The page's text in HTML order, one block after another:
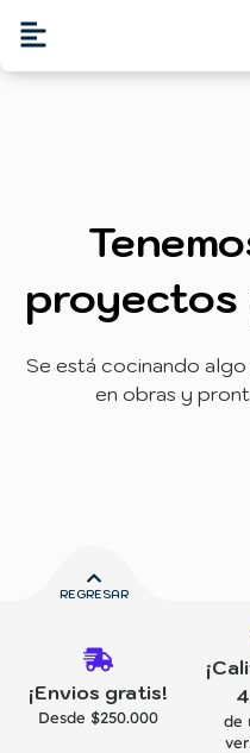
proyectos
Se está cocinando
en obras y
REGRESAR
¡Envios gratis!
Desde $250.000
de